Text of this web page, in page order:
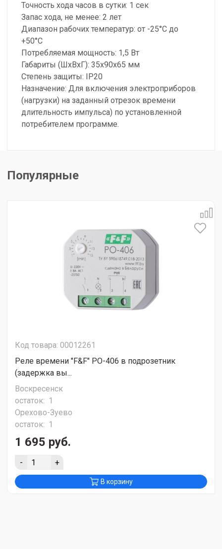
Точность хода часов в сутки: 1 сек
Запас хода, не менее: 2 лет
Диапазон рабочих температур: от -25°С до
+50°С
Потребляемая мощность: 1,5 Вт
Габариты (ШхВхГ): 35х90х65 мм
Степень защиты: IP20
Назначение: Для включения электроприборов
(нагрузки) на заданный отрезок времени
длительность импульса) по установленной
потребителем программе.
Популярные
Код товара: 00012261
Реле времени "F&F" PO-406 в подрозетник
(задержка вы...
Воскресенск
остаток: 1
Орехово-Зуево
остаток: 1
1 695 руб.
- +
В корзину